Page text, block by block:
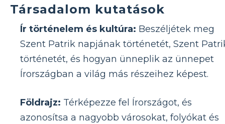
Társadalom kutatások
Ír történelem és kultúra: Beszéljétek meg
Szent Patrik napjának történetét, Szent
történetét, és hogyan ünneplik az ünnepet
Írországban a világ más részeihez képest.
Földrajz: Térképezze fel Írországot, és
azonosítsa a nagyobb városokat, folyókat és